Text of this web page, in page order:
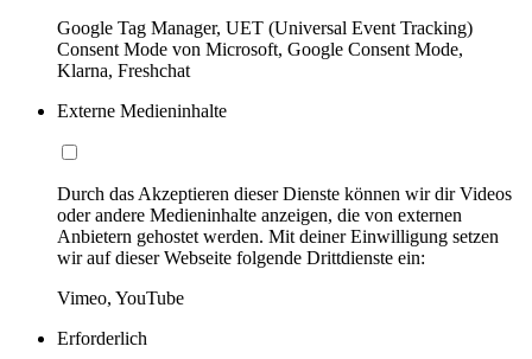
Google Tag Manager, UET (Universal Event Tracking)
Consent Mode von Microsoft, Google Consent Mode,
Klarna, Freshchat
Externe Medieninhalte
Durch das Akzeptieren dieser Dienste können wir dir Videos
oder andere Medieninhalte anzeigen, die von externen
Anbietern gehostet werden. Mit deiner Einwilligung setzen
wir auf dieser Webseite folgende Drittdienste ein:
Vimeo, YouTube
Erforderlich